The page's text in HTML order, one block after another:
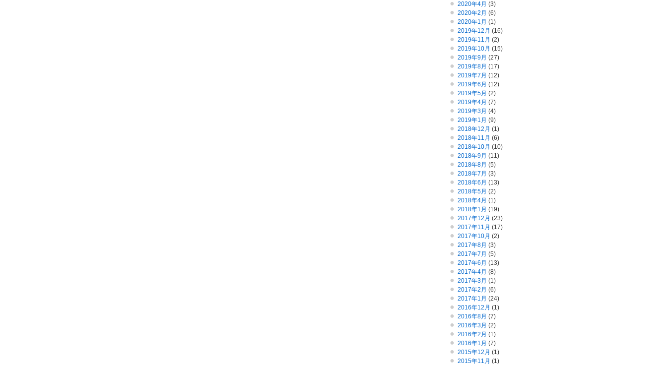
2020年4月 (3)
2020年2月 (6)
2020年1月 (1)
2019年12月 (16)
2019年11月 (2)
2019年10月 (15)
2019年9月 (27)
2019年8月 (17)
2019年7月 (12)
2019年6月 (12)
2019年5月 (2)
2019年4月 (7)
2019年3月 (4)
2019年1月 (9)
2018年12月 (1)
2018年11月 (6)
2018年10月 (10)
2018年9月 (11)
2018年8月 (5)
2018年7月 (3)
2018年6月 (13)
2018年5月 (2)
2018年4月 (1)
2018年1月 (19)
2017年12月 (23)
2017年11月 (17)
2017年10月 (2)
2017年8月 (3)
2017年7月 (5)
2017年6月 (13)
2017年4月 (8)
2017年3月 (1)
2017年2月 (6)
2017年1月 (24)
2016年12月 (1)
2016年8月 (7)
2016年3月 (2)
2016年2月 (1)
2016年1月 (7)
2015年12月 (1)
2015年11月 (1)